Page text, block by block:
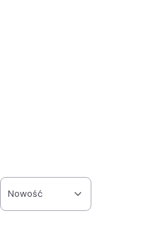
Nowość